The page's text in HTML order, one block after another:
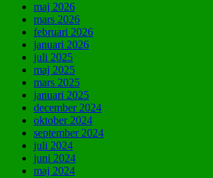
maj 2026
mars 2026
februari 2026
januari 2026
juli 2025
maj 2025
mars 2025
januari 2025
december 2024
oktober 2024
september 2024
juli 2024
juni 2024
maj 2024